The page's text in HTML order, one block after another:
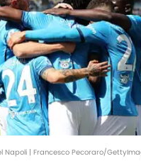
Napoli | Francesco Pecoraro/